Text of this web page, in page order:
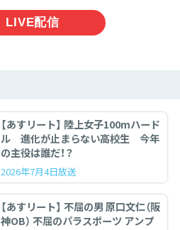
LIVE配信
【あすリート】 陸上女子100mハード
ル 進化が止まらない高校生 今年
の主役は誰だ！？
2026年7月4日放送
【あすリート】 不屈の男 原口文仁（阪
神OB） 不屈のパラスポーツ アンプ